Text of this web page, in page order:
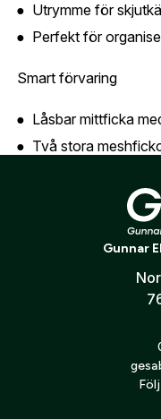
Utrymme för
Perfekt för
Smart förvaring
Låsbar mittficka
Två stora
Konstruktion &
Tillverkat i
Designat för lång
Är du en
Verifiera e-post:
Jag godkänner att
Gunnar